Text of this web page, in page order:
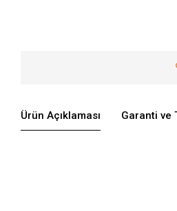
Ürün Açıklaması Garanti ve